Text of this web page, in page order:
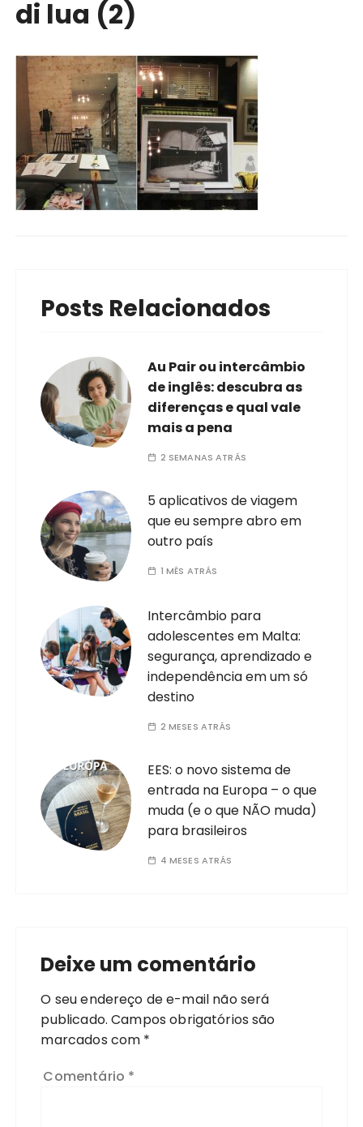
di lua (2)
Posts Relacionados
Au Pair ou intercâmbio
de inglês: descubra as
diferenças e qual vale
mais a pena
2 SEMANAS ATRÁS
5 aplicativos de viagem
que eu sempre abro em
outro país
1 MÊS ATRÁS
Intercâmbio para
adolescentes em Malta:
segurança, aprendizado e
independência em um só
destino
2 MESES ATRÁS
EES: o novo sistema de
entrada na Europa – o que
muda (e o que NÃO muda)
para brasileiros
4 MESES ATRÁS
Deixe um comentário
O seu endereço de e-mail não será
publicado. Campos obrigatórios são
marcados com *
Comentário *